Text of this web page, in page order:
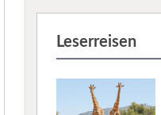
Leserreisen